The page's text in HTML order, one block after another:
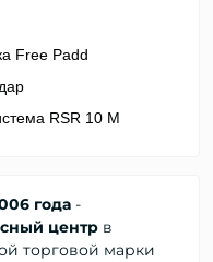
Free Padd
RSR 10 M
года -
центр в
торговой марки